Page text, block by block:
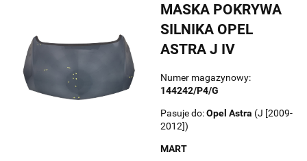
MASKA POKRYWA
SILNIKA OPEL
ASTRA J IV
Numer magazynowy:
144242/P4/G
Pasuje do:Opel Astra (J [2009-
2012])
MART